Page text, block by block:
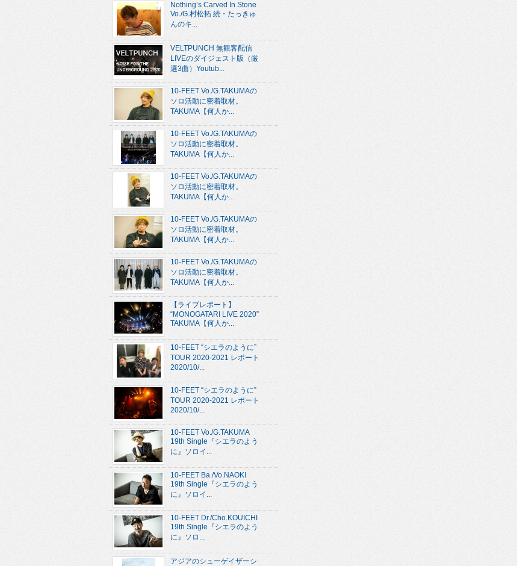
Nothing’s Carved In Stone
Vo./G.村松拓 続・たっきゅ
んのキ...
VELTPUNCH 無観客配信
LIVEのダイジェスト版（厳
選3曲）Youtub...
10-FEET Vo./G.TAKUMAの
ソロ活動に密着取材。
TAKUMA【何人か...
10-FEET Vo./G.TAKUMAの
ソロ活動に密着取材。
TAKUMA【何人か...
10-FEET Vo./G.TAKUMAの
ソロ活動に密着取材。
TAKUMA【何人か...
10-FEET Vo./G.TAKUMAの
ソロ活動に密着取材。
TAKUMA【何人か...
10-FEET Vo./G.TAKUMAの
ソロ活動に密着取材。
TAKUMA【何人か...
【ライブレポート】
“MONOGATARI LIVE 2020”
TAKUMA【何人か...
10-FEET “シエラのように”
TOUR 2020-2021 レポート
2020/10/...
10-FEET “シエラのように”
TOUR 2020-2021 レポート
2020/10/...
10-FEET Vo./G.TAKUMA
19th Single『シエラのよう
に』ソロイ...
10-FEET Ba./Vo.NAOKI
19th Single『シエラのよう
に』ソロイ...
10-FEET Dr./Cho.KOUICHI
19th Single『シエラのよう
に』ソロ...
アジアのシューゲイザーシ